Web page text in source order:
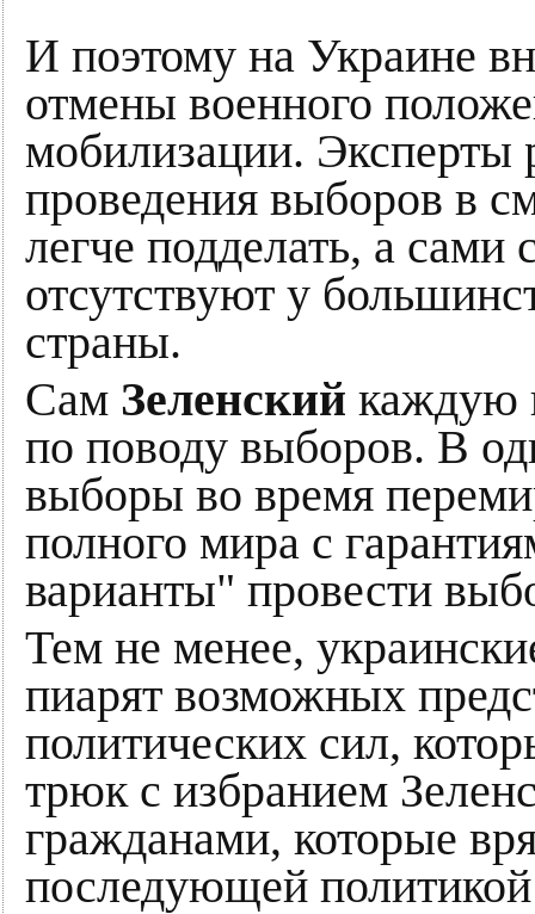
И поэтому на Украине
отмены военного
мобилизации. Эксперты
проведения выборов в
легче подделать, а
отсутствуют у
страны.
Сам Зеленский каждую
по поводу выборов. В
выборы во время
полного мира с
варианты" провести
Тем не менее,
пиарят возможных
политических сил,
трюк с избранием
гражданами, которые
последующей политикой